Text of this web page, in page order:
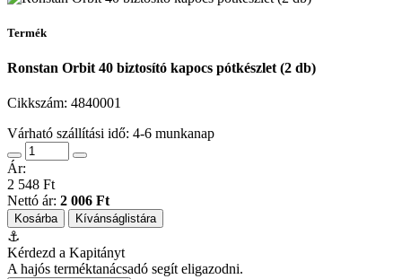
Termék
Ronstan Orbit 40 biztosító kapocs pótkészlet (2 db)
Cikkszám: 4840001
Várható szállítási idő: 4-6 munkanap
Ár:
2 548 Ft
Nettó ár: 2 006 Ft
Kosárba Kívánságlistára
⚓
Kérdezd a Kapitányt
A hajós terméktanácsadó segít eligazodni.